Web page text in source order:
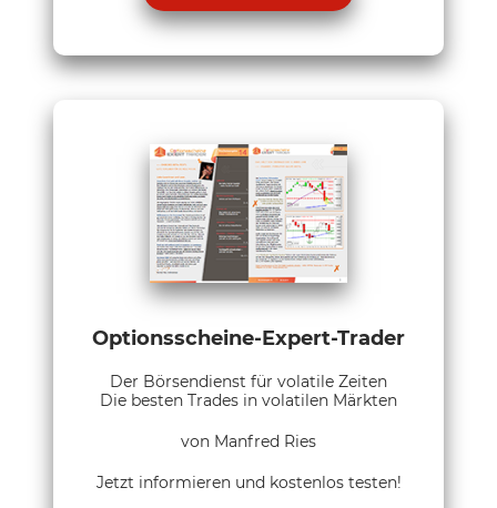
Optionsscheine-Expert-Trader
Der Börsendienst für volatile Zeiten
Die besten Trades in volatilen Märkten
von Manfred Ries
Jetzt informieren und kostenlos testen!